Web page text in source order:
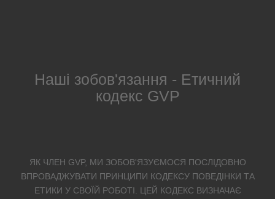
Наші зобов'язання - Етичний
кодекс GVP
ЯК ЧЛЕН GVP, МИ ЗОБОВ'ЯЗУЄМОСЯ ПОСЛІДОВНО
ВПРОВАДЖУВАТИ ПРИНЦИПИ КОДЕКСУ ПОВЕДІНКИ ТА
ЕТИКИ У СВОЇЙ РОБОТІ. ЦЕЙ КОДЕКС ВИЗНАЧАЄ